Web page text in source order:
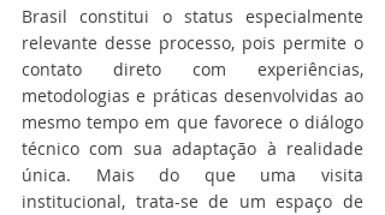
Brasil constitui o status especialmente
relevante desse processo, pois permite o
contato direto com experiências,
metodologias e práticas desenvolvidas ao
mesmo tempo em que favorece o diálogo
técnico com sua adaptação à realidade
única. Mais do que uma visita
institucional, trata-se de um espaço de